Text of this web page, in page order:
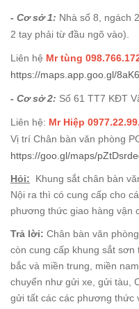
- Cơ sở 1: Nhà số 8, ngách
2 tay phải từ đầu ngõ vào).
Liên hệ Mr tùng
https://maps.app.goo.gl/
- Cơ sở 2: Số 61 TT7 KĐT
Liên hệ: Mr Hiệp
Vị trí Chân bàn văn phòng
https://goo.gl/maps/
Hỏi: Khung sắt chân bàn
Nội ra thì có cung cấp cho
phương thức giao hàng vận
Trả lời: Chân bàn văn
còn cung cấp khung sắt
bắc và miền trung, miền
chuyển như gửi xe, gửi tàu,
gửi tất các các phương thức